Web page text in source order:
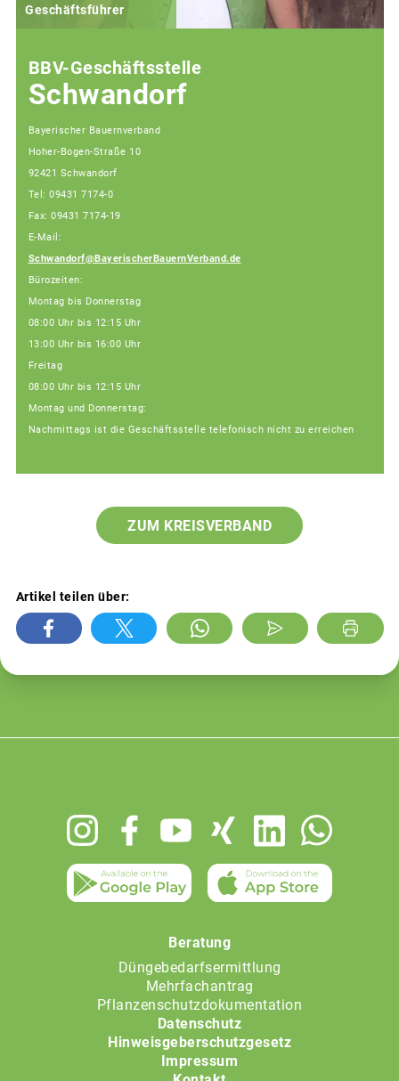
Geschäftsführer
BBV-Geschäftsstelle
Schwandorf
Bayerischer Bauernverband
Hoher-Bogen-Straße 10
92421 Schwandorf
Tel: 09431 7174-0
Fax: 09431 7174-19
E-Mail:
Schwandorf@BayerischerBauernVerband.de
Bürozeiten:
Montag bis Donnerstag
08:00 Uhr bis 12:15 Uhr
13:00 Uhr bis 16:00 Uhr
Freitag
08:00 Uhr bis 12:15 Uhr
Montag und Donnerstag:
Nachmittags ist die Geschäftsstelle telefonisch nicht zu erreichen
ZUM KREISVERBAND
Artikel teilen über:
Beratung
Düngebedarfsermittlung
Mehrfachantrag
Pflanzenschutzdokumentation
Datenschutz
Hinweisgeberschutzgesetz
Impressum